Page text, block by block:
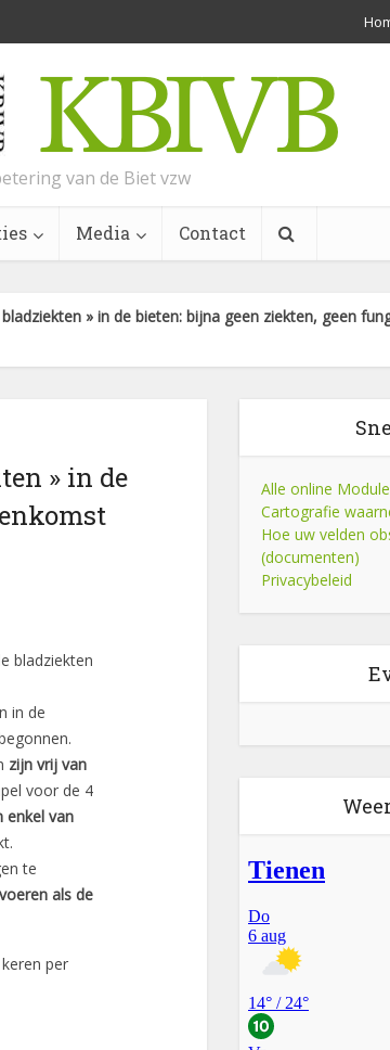
van de Biet vzw
Media Contact
» in de bieten: bijna geen ziekten, geen
» in de
bladziekten
in de
zijn vrij van
voor de 4
enkel van
te
als de
per
Alle online
Cartografie
Hoe uw velden
(documenten)
Privacybeleid